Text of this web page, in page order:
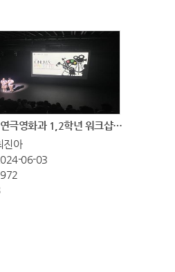
2023 연극영화과 1,2학년 워크샵 정기상영회...
진아
06-03